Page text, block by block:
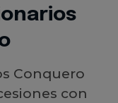
Conquero
con